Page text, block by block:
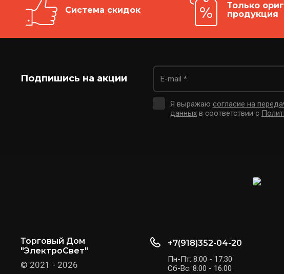
Система скидок
Только
продукция
Подпишись на акции
Я выражаю согласие на
данныхв соответствии с
Торговый Дом
"ЭлектроСвет"
© 2021 - 2026
+7(918)352-04-20
Пн-Пт: 8:00 - 17:30
Сб-Вс: 8:00 - 16:00